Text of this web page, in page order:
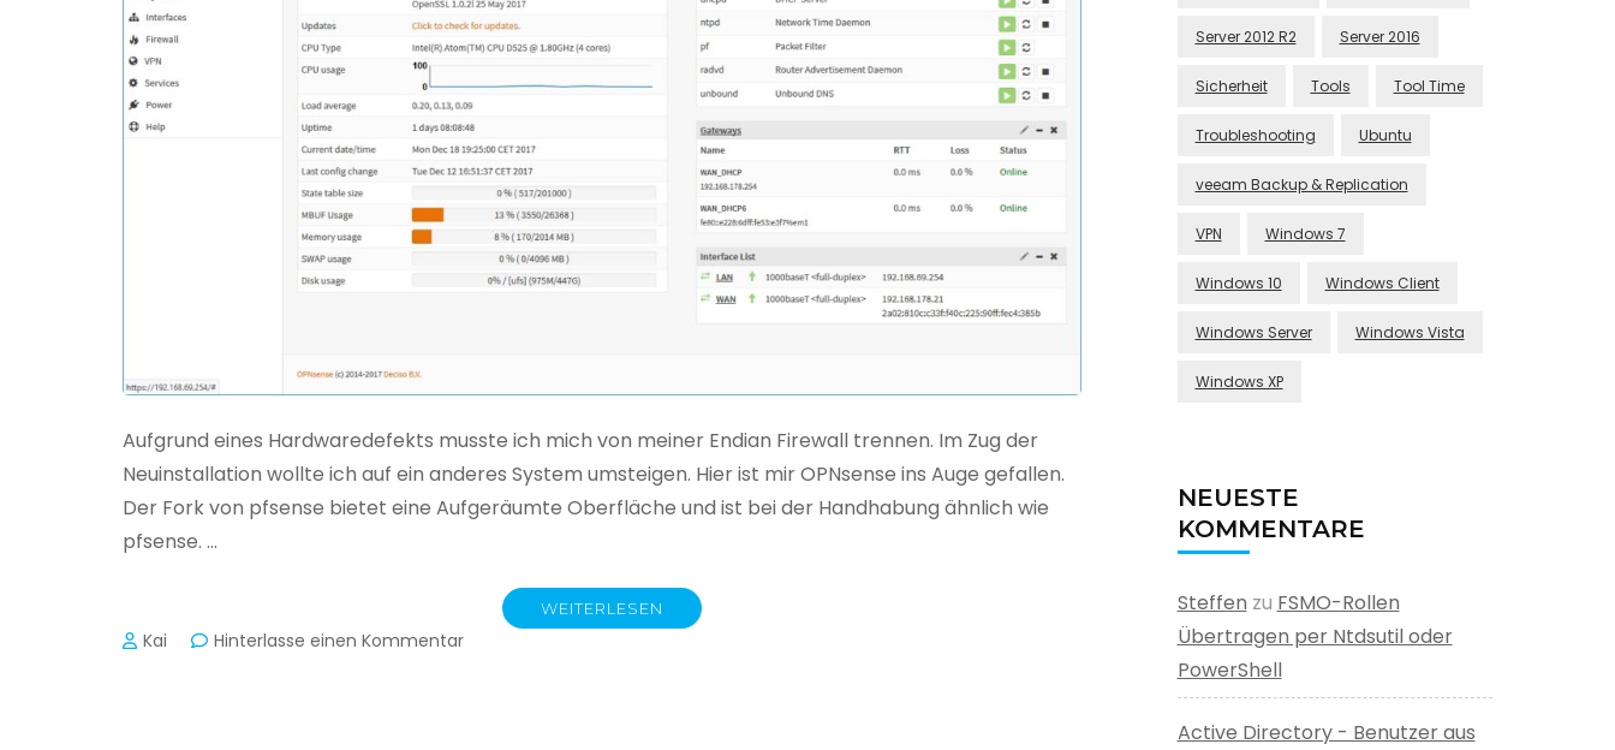
Aufgrund eines Hardwaredefekts musste ich mich von meiner Endian Firewall trennen. Im Zug der
Neuinstallation wollte ich auf ein anderes System umsteigen. Hier ist mir OPNsense ins Auge gefallen.
Der Fork von pfsense bietet eine Aufgeräumte Oberfläche und ist bei der Handhabung ähnlich wie
pfsense. …
WEITERLESEN
Kai Hinterlasse einen Kommentarzu
Server 2012 R2 Server 2016
Sicherheit Tools Tool Time
Troubleshooting Ubuntu
veeam Backup & Replication
VPN Windows 7
Windows 10 Windows Client
Windows Server Windows Vista
Windows XP
NEUESTE
KOMMENTARE
Steffen zu FSMO-Rollen
Übertragen per Ntdsutil oder
PowerShell
Active Directory - Benutzer aus